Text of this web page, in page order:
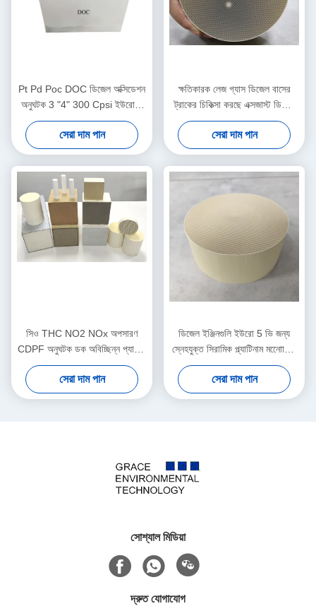
Pt Pd Poc DOC ডিজেল অক্সিডেশন
অনুঘটক 3 "4" 300 Cpsi ইউরো 3
4 5 এর জন্য
সেরা দাম পান
ক্ষতিকারক লেজ গ্যাস ডিজেল বাসের
ট্রাকের চিকিত্সা করছে এক্সজাস্ট ডিজেল
অক্সিডেশন অনুঘটক ডক সিসিআরটি
সিডিপিএফ
সেরা দাম পান
সিও THC NO2 NOx অপসারণ
CDPF অনুঘটক ডক অবিচ্ছিন্ন প্যাসিভ
পুনর্জন্ম ব্যবহৃত
সেরা দাম পান
ডিজেল ইঞ্জিনগুলি ইউরো 5 ভি জন্য
স্নেহযুক্ত সিরামিক প্ল্যাটিনাম মনোোলিথ
অনুঘটক
সেরা দাম পান
সোশ্যাল মিডিয়া
দ্রুত যোগাযোগ